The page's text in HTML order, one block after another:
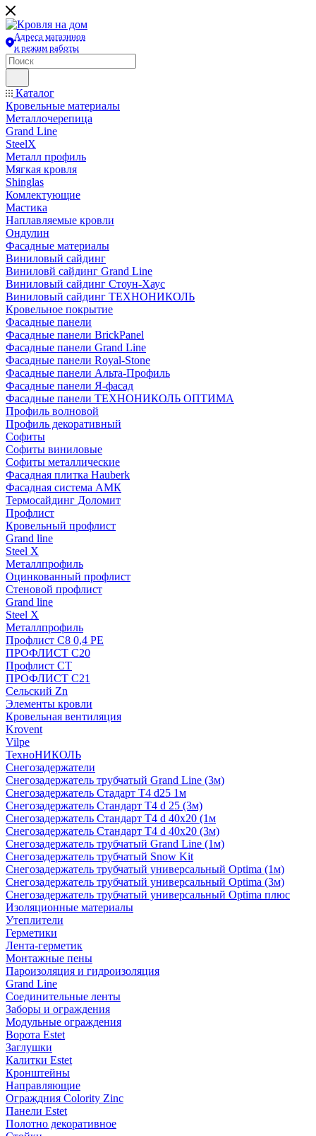
Адреса магазинов
и режим работы
Каталог
Кровельные материалы
Металлочерепица
Grand Line
SteelX
Металл профиль
Мягкая кровля
Shinglas
Комлектующие
Мастика
Наплавляемые кровли
Ондулин
Фасадные материалы
Виниловый сайдинг
Виниловй сайдинг Grand Line
Виниловый сайдинг Стоун-Хаус
Виниловый сайдинг ТЕХНОНИКОЛЬ
Кровельное покрытие
Фасадные панели
Фасадные панели BrickPanel
Фасадные панели Grand Line
Фасадные панели Royal-Stone
Фасадные панели Альта-Профиль
Фасадные панели Я-фасад
Фасадные панели ТЕХНОНИКОЛЬ ОПТИМА
Профиль волновой
Профиль декоративный
Софиты
Софиты виниловые
Софиты металлические
Фасадная плитка Hauberk
Фасадная система АМК
Термосайдинг Доломит
Профлист
Кровельный профлист
Grand line
Steel X
Металлпрофиль
Оцинкованный профлист
Стеновой профлист
Grand line
Steel X
Металлпрофиль
Профлист С8 0,4 РЕ
ПРОФЛИСТ С20
Профлист СТ
ПРОФЛИСТ С21
Сельский Zn
Элементы кровли
Кровельная вентиляция
Krovent
Vilpe
ТехноНИКОЛЬ
Снегозадержатели
Снегозадержатель трубчатый Grand Line (3м)
Снегозадержатель Стадарт Т4 d25 1м
Снегозадержатель Стандарт Т4 d 25 (3м)
Снегозадержатель Стандарт Т4 d 40х20 (1м
Снегозадержатель Стандарт Т4 d 40х20 (3м)
Снегозадержатель трубчатый Grand Line (1м)
Снегозадержатель трубчатый Snow Kit
Снегозадержатель трубчатый универсальный Optima (1м)
Снегозадержатель трубчатый универсальный Optima (3м)
Снегозадержатель трубчатый универсальный Optima плюс
Изоляционные материалы
Утеплители
Герметики
Лента-герметик
Монтажные пены
Пароизоляция и гидроизоляция
Grand Line
Соединительные ленты
Заборы и ограждения
Модульные ограждения
Ворота Estet
Заглушки
Калитки Estet
Кронштейны
Направляющие
Ограждния Colority Zinc
Панели Estet
Полотно декоративное